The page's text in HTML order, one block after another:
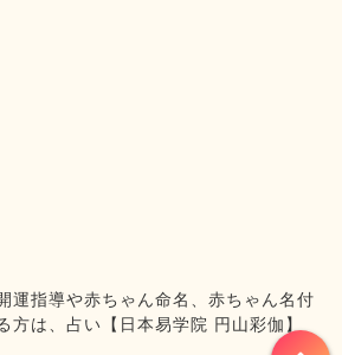
運指導や赤ちゃん命名、赤ちゃん名付
方は、占い【日本易学院 円山彩伽】